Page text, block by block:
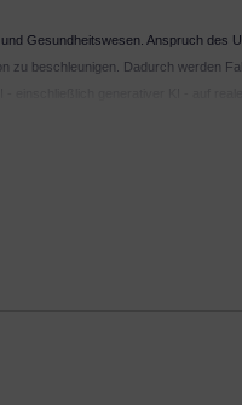
Gesundheitswesen. Anspruch des
beschleunigen. Dadurch werden